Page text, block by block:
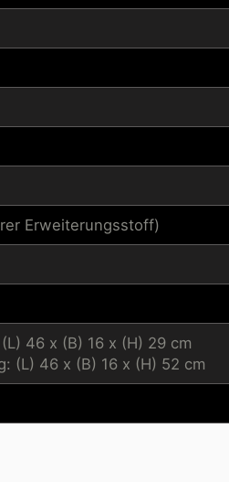
Erweiterungsstoff)
46 x (B) 16 x (H) 29 cm
(L) 46 x (B) 16 x (H) 52 cm